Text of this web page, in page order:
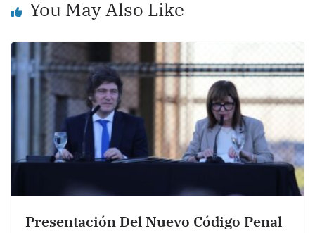
k
You May Also Like
Presentación Del Nuevo Código Penal